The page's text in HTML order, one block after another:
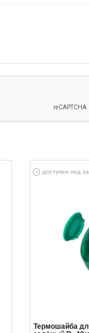
доступен под
Термошайба